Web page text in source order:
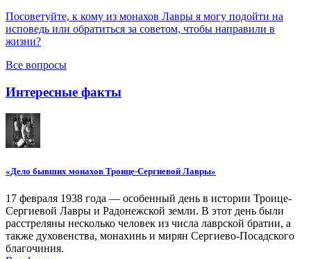
Посоветуйте, к кому из монахов Лавры я могу подойти на
исповедь или обратиться за советом, чтобы направили в
жизни?
Все вопросы
Интересные факты
«Дело бывших монахов Троице-Сергиевой Лавры»
17 февраля 1938 года — особенный день в истории Троице-
Сергиевой Лавры и Радонежской земли. В этот день были
расстреляны несколько человек из числа лаврской братии, а
также духовенства, монахинь и мирян Сергиево-Посадского
благочиния.